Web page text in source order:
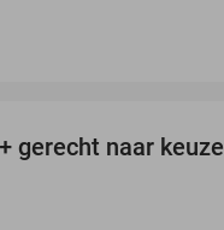
gerecht naar keuze